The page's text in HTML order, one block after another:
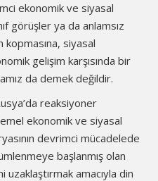
ekonomik ve siyasal
görüşler ya da anlamsız
siyasal
gelişim karşısında bir
da demek değildir.
reaksiyoner
ekonomik ve siyasal
devrimci mücadelede
başlanmış olan
amacıyla din